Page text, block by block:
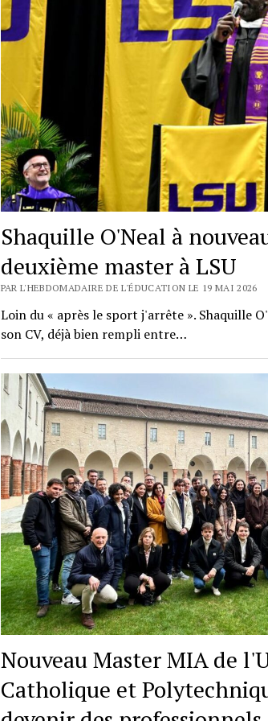
Shaquille O'Neal à
deuxième master à LSU
PAR L'HEBDOMADAIRE DE L'ÉDUCATION LE 19 MAI 2026
Loin du « après le sport j'arrête ». Shaquille
son CV, déjà bien rempli entre…
Nouveau Master MIA de
Catholique et